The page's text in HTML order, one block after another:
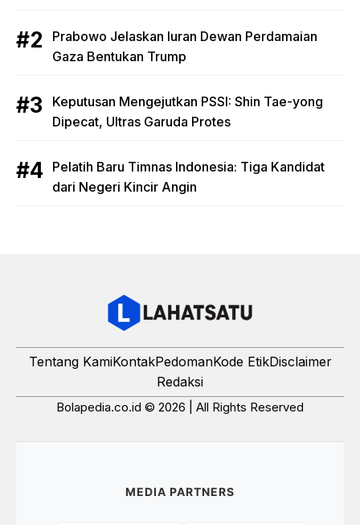
Prabowo Jelaskan Iuran Dewan Perdamaian
Gaza Bentukan Trump
Keputusan Mengejutkan PSSI: Shin Tae-yong
Dipecat, Ultras Garuda Protes
Pelatih Baru Timnas Indonesia: Tiga Kandidat
dari Negeri Kincir Angin
Tentang KamiKontakPedomanKode EtikDisclaimer
Redaksi
Bolapedia.co.id © 2026 | All Rights Reserved
MEDIA PARTNERS